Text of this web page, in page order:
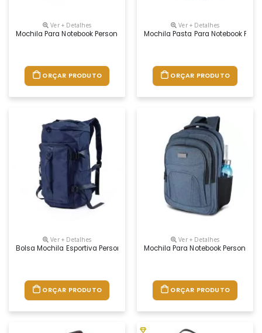
Ver + Detalhes
Mochila Para Notebook Personalizada
ORÇAR PRODUTO
Ver + Detalhes
Mochila Pasta Para Notebook
ORÇAR PRODUTO
Ver + Detalhes
Bolsa Mochila Esportiva Personalizada
ORÇAR PRODUTO
Ver + Detalhes
Mochila Para Notebook
ORÇAR PRODUTO